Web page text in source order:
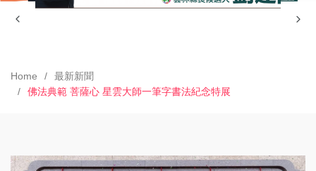
Home
最新新聞
佛法典範 菩薩心 星雲大師一筆字書法紀念特展